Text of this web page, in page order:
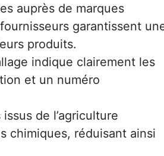
auprès de marques
garantissent
produits.
indique clairement les
et un numéro
de l’agriculture
chimiques, réduisant ainsi